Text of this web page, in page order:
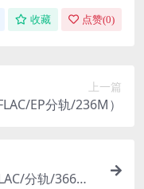
收藏 点赞(0)
上一篇
EP分轨/236M）
分轨/366